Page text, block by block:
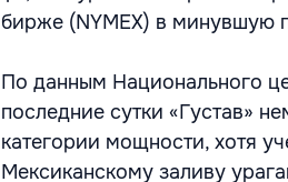
бирже (NYMEX) в минувшую
По данным Национального
последние сутки «Густав»
категории мощности, хотя
Мексиканскому заливу